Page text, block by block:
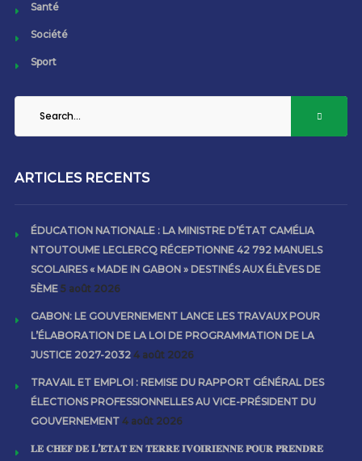
Santé
Société
Sport
ARTICLES RECENTS
ÉDUCATION NATIONALE : LA MINISTRE D’ÉTAT CAMÉLIA
NTOUTOUME LECLERCQ RÉCEPTIONNE 42 792 MANUELS
SCOLAIRES « MADE IN GABON » DESTINÉS AUX ÉLÈVES DE
5ÈME 5 août 2026
GABON: LE GOUVERNEMENT LANCE LES TRAVAUX POUR
L’ÉLABORATION DE LA LOI DE PROGRAMMATION DE LA
JUSTICE 2027-2032 4 août 2026
TRAVAIL ET EMPLOI : REMISE DU RAPPORT GÉNÉRAL DES
ÉLECTIONS PROFESSIONNELLES AU VICE-PRÉSIDENT DU
GOUVERNEMENT 4 août 2026
𝐋𝐄 𝐂𝐇𝐄𝐅 𝐃𝐄 𝐋’𝐄́𝐓𝐀𝐓 𝐄𝐍 𝐓𝐄𝐑𝐑𝐄 𝐈𝐕𝐎𝐈𝐑𝐈𝐄𝐍𝐍𝐄 𝐏𝐎𝐔𝐑 𝐏𝐑𝐄𝐍𝐃𝐑𝐄